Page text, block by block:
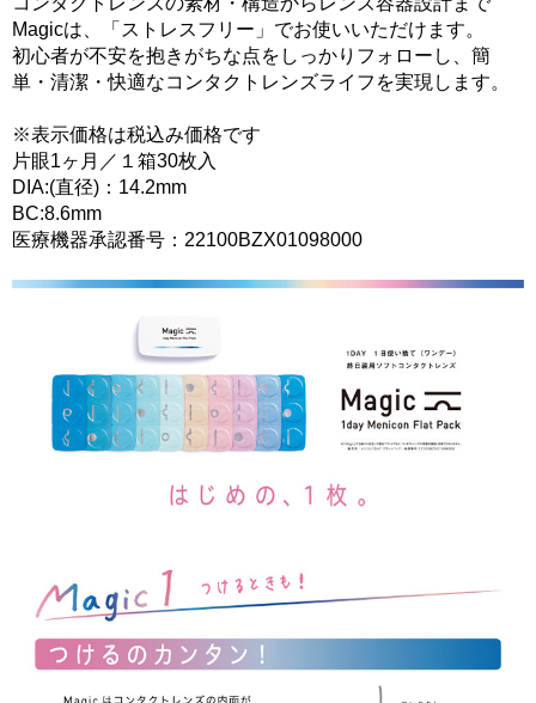
Magicは、「ストレスフリー」でお使いいただけます。
初心者が不安を抱きがちな点をしっかりフォローし、簡
単・清潔・快適なコンタクトレンズライフを実現します。
※表示価格は税込み価格です
片眼1ヶ月／１箱30枚入
DIA:(直径)：14.2mm
BC:8.6mm
医療機器承認番号：22100BZX01098000